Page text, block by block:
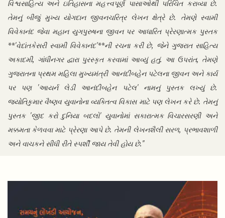
વિશ્વસાહિત્ય અને ઇતિહાસના મહત્ત્વપૂર્ણ પાસાઓથી પરિચિત કરાવ્યા છે.
તેમનું બીજું મુખ્ય યોગદાન જીવનચરિત્ર લેખન ક્ષેત્રે છે. તેમણે સ્વામી
વિવેકાનંદ જેવા મહાન યુગપુરુષના જીવન પર આધારિત પ્રેરણાત્મક પુસ્તક
**'વેદાંતકેસરી સ્વામી વિવેકાનંદ'**ની રચના કરી છે, જેને ગુજરાત સાહિત્ય
અકાદમી, ગાંધીનગર દ્વારા પુરસ્કૃત કરવામાં આવ્યું હતું. આ ઉપરાંત, તેમણે
ગુજરાતના પ્રથમ મહિલા મુખ્યમંત્રી આનંદીબહેન પટેલના જીવન અને કાર્ય
પર પણ 'આયર્ન લેડી આનંદીબહેન પટેલ' નામનું પુસ્તક લખ્યું છે.
જ્યોતિકુમાર વૈષ્ણવ યુવાનોના વ્યક્તિત્વ વિકાસ માટે પણ લેખન કરે છે. તેમનું
પુસ્તક 'જીદ કરો દુનિયા બદલો' યુવાનોમાં સકારાત્મક વિચારસરણી અને
મક્કમતા કેળવવા માટે પ્રેરણા આપે છે. તેમની લેખનશૈલી સરળ, પ્રભાવશાળી
અને વાચકને સીધી રીતે સ્પર્શી જાય તેવી હોય છે."